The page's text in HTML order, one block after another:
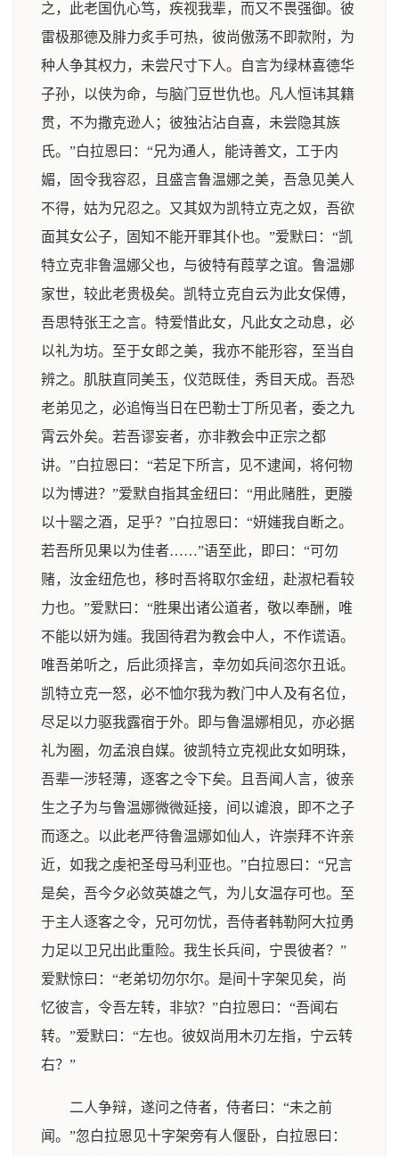
之，此老国仇心笃，疾视我辈，而又不畏强御。彼
雷极那德及腓力炙手可热，彼尚傲荡不即款附，为
种人争其权力，未尝尺寸下人。自言为绿林喜德华
子孙，以侠为命，与脑门豆世仇也。凡人恒讳其籍
贯，不为撒克逊人；彼独沾沾自喜，未尝隐其族
氏。”白拉恩曰：“兄为通人，能诗善文，工于内
媚，固令我容忍，且盛言鲁温娜之美，吾急见美人
不得，姑为兄忍之。又其奴为凯特立克之奴，吾欲
面其女公子，固知不能开罪其仆也。”爱默曰：“凯
特立克非鲁温娜父也，与彼特有葭莩之谊。鲁温娜
家世，较此老贵极矣。凯特立克自云为此女保傅，
吾思特张王之言。特爱惜此女，凡此女之动息，必
以礼为坊。至于女郎之美，我亦不能形容，至当自
辨之。肌肤直同美玉，仪范既佳，秀目天成。吾恐
老弟见之，必追悔当日在巴勒士丁所见者，委之九
霄云外矣。若吾谬妄者，亦非教会中正宗之都
讲。”白拉恩曰：“若足下所言，见不逮闻，将何物
以为博进？”爱默自指其金纽曰：“用此赌胜，更媵
以十罂之酒，足乎？”白拉恩曰：“妍媸我自断之。
若吾所见果以为佳者……”语至此，即曰：“可勿
赌，汝金纽危也，移时吾将取尔金纽，赴淑杞看较
力也。”爱默曰：“胜果出诸公道者，敬以奉酬，唯
不能以妍为媸。我固待君为教会中人，不作谎语。
唯吾弟听之，后此须择言，幸勿如兵间恣尔丑诋。
凯特立克一怒，必不恤尔我为教门中人及有名位，
尽足以力驱我露宿于外。即与鲁温娜相见，亦必据
礼为圈，勿孟浪自媒。彼凯特立克视此女如明珠，
吾辈一涉轻薄，逐客之令下矣。且吾闻人言，彼亲
生之子为与鲁温娜微微延接，间以谑浪，即不之子
而逐之。以此老严待鲁温娜如仙人，许崇拜不许亲
近，如我之虔祀圣母马利亚也。”白拉恩曰：“兄言
是矣，吾今夕必敛英雄之气，为儿女温存可也。至
于主人逐客之令，兄可勿忧，吾侍者韩勒阿大拉勇
力足以卫兄出此重险。我生长兵间，宁畏彼者？”
爱默惊曰：“老弟切勿尔尔。是间十字架见矣，尚
忆彼言，令吾左转，非欤？”白拉恩曰：“吾闻右
转。”爱默曰：“左也。彼奴尚用木刃左指，宁云转
右？”
二人争辩，遂问之侍者，侍者曰：“未之前
闻。”忽白拉恩见十字架旁有人偃卧，白拉恩曰：